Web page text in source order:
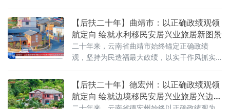
街宴、山地文旅体验轮番上演，数十万游客与
各族移民群众围火欢聚，沉浸式体验有一种叫
云南的生活。
【后扶二十年】曲靖市：以正确政绩观领
航定向 绘就水利移民安居兴业旅居新图景
二十年来，云南省曲靖市始终锚定正确政绩
观，坚持为民造福最大政绩，以实干作风抓实
作。全市累计稳妥安置12.28万名水利水电移
民，实现移民安居、产业增收、旅居赋能全方
位提升，其中罗平阿岗水库、马龙车马碧水库
【后扶二十年】德宏州：以正确政绩观领
航定向 绘就边境移民安居兴业旅居兴边新